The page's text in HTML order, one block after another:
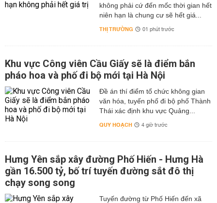
không phải cứ đến mốc thời gian hết
niên hạn là chung cư sẽ hết giá...
THỊ TRƯỜNG 01 phút trước
Khu vực Công viên Cầu Giấy sẽ là điểm bắn
pháo hoa và phố đi bộ mới tại Hà Nội
Đề án thí điểm tổ chức không gian
văn hóa, tuyến phố đi bộ phố Thành
Thái xác định khu vực Quảng...
QUY HOẠCH 4 giờ trước
Hưng Yên sắp xây đường Phố Hiến - Hưng Hà
gần 16.500 tỷ, bố trí tuyến đường sắt đô thị
chạy song song
Tuyến đường từ Phố Hiến đến xã